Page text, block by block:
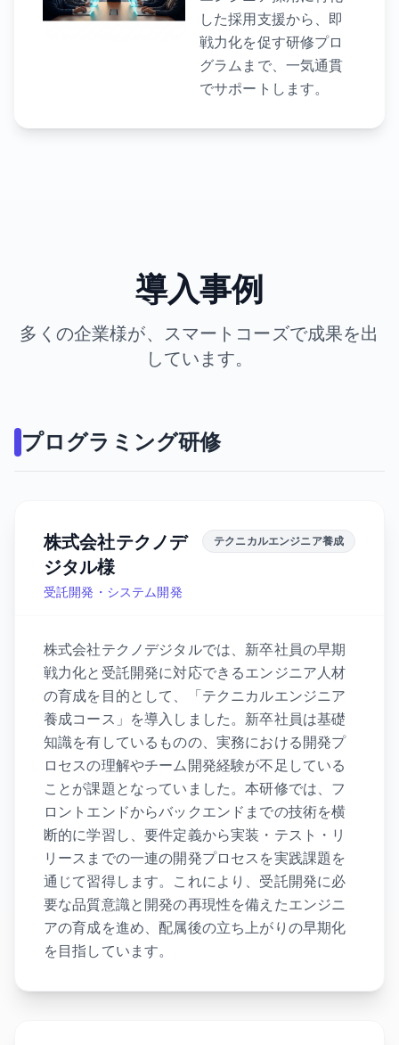
した採用支援から、即
戦力化を促す研修プロ
グラムまで、一気通貫
でサポートします。
導入事例
多くの企業様が、スマートコーズで成果を出
しています。
プログラミング研修
株式会社テクノデ
ジタル様
受託開発・システム開発
テクニカルエンジニア養成
株式会社テクノデジタルでは、新卒社員の早期
戦力化と受託開発に対応できるエンジニア人材
の育成を目的として、「テクニカルエンジニア
養成コース」を導入しました。新卒社員は基礎
知識を有しているものの、実務における開発プ
ロセスの理解やチーム開発経験が不足している
ことが課題となっていました。本研修では、フ
ロントエンドからバックエンドまでの技術を横
断的に学習し、要件定義から実装・テスト・リ
リースまでの一連の開発プロセスを実践課題を
通じて習得します。これにより、受託開発に必
要な品質意識と開発の再現性を備えたエンジニ
アの育成を進め、配属後の立ち上がりの早期化
を目指しています。